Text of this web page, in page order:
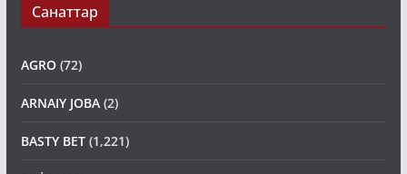
Санаттар
AGRO(72)
ARNAIY JOBA(2)
BASTY BET(1,221)